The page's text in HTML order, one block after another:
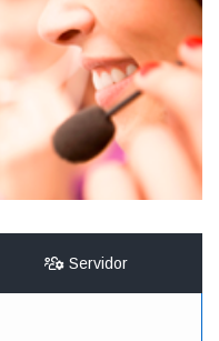
Servidor